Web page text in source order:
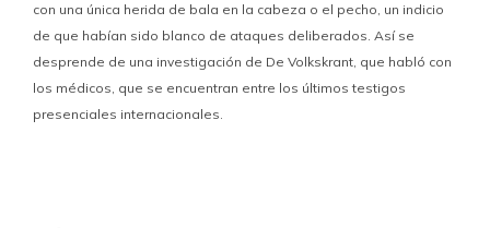
con una única herida de bala en la cabeza o el pecho, un indicio
de que habían sido blanco de ataques deliberados. Así se
desprende de una investigación de De Volkskrant, que habló con
los médicos, que se encuentran entre los últimos testigos
presenciales internacionales.